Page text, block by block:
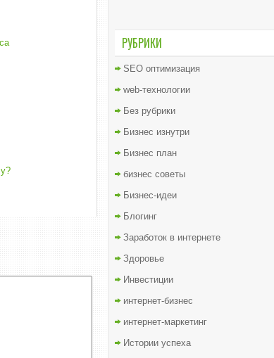
РУБРИКИ
SEO оптимизация
web-технологии
Без рубрики
Бизнес изнутри
Бизнес план
бизнес советы
Бизнес-идеи
Блогинг
Заработок в интернете
Здоровье
Инвестиции
интернет-бизнес
интернет-маркетинг
Истории успеха